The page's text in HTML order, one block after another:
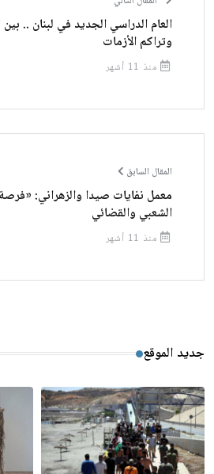
العام الدراسي الجديد في لبنان ..
وتراكم الأزمات
منذ 11 أشهر
المقال السابق
معمل نفايات صيدا والزهراني:
الشعبي والقضائي
منذ 11 أشهر
جديد الموقع